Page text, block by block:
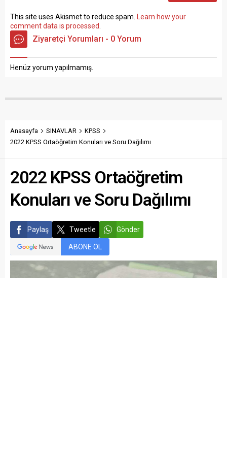
This site uses Akismet to reduce spam. Learn how your
comment data is processed.
Ziyaretçi Yorumları - 0 Yorum
Henüz yorum yapılmamış.
Anasayfa SINAVLAR
KPSS
2022 KPSS Ortaöğretim Konuları ve Soru Dağılımı
2022 KPSS Ortaöğretim
Konuları ve Soru Dağılımı
Paylaş Tweetle Gönder
ABONE OL